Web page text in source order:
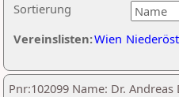
Sortierung
Vereinslisten:Wien
Pnr:102099 Name: Dr.